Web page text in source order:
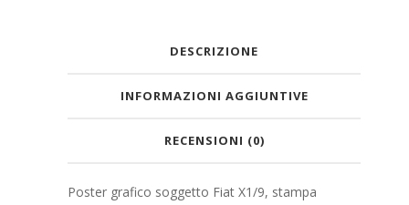
DESCRIZIONE
INFORMAZIONI AGGIUNTIVE
RECENSIONI (0)
Poster grafico soggetto Fiat X1/9, stampa